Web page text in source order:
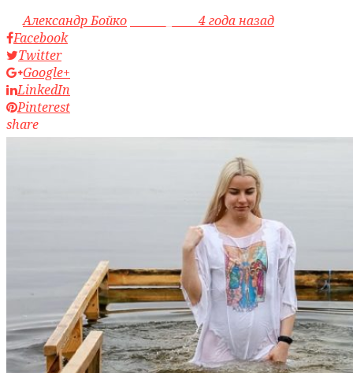
byАлександр Бойко
4 года назад
Facebook
Twitter
Google+
LinkedIn
Pinterest
share